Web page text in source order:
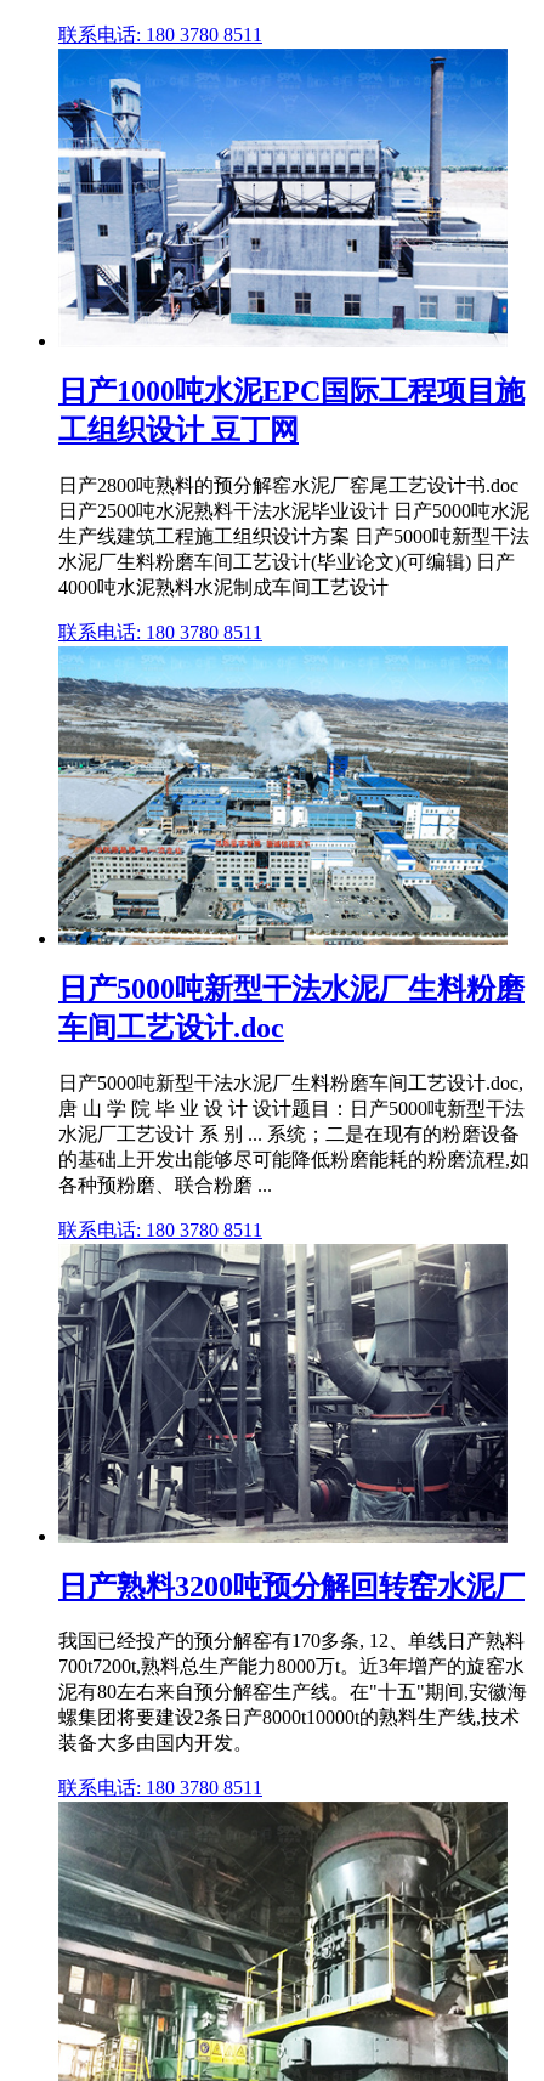
联系电话: 180 3780 8511
日产1000吨水泥EPC国际工程项目施
工组织设计 豆丁网
日产2800吨熟料的预分解窑水泥厂窑尾工艺设计书.doc
日产2500吨水泥熟料干法水泥毕业设计 日产5000吨水泥
生产线建筑工程施工组织设计方案 日产5000吨新型干法
水泥厂生料粉磨车间工艺设计(毕业论文)(可编辑) 日产
4000吨水泥熟料水泥制成车间工艺设计
联系电话: 180 3780 8511
日产5000吨新型干法水泥厂生料粉磨
车间工艺设计.doc
日产5000吨新型干法水泥厂生料粉磨车间工艺设计.doc,
唐 山 学 院 毕 业 设 计 设计题目：日产5000吨新型干法
水泥厂工艺设计 系 别 ... 系统；二是在现有的粉磨设备
的基础上开发出能够尽可能降低粉磨能耗的粉磨流程,如
各种预粉磨、联合粉磨 ...
联系电话: 180 3780 8511
日产熟料3200吨预分解回转窑水泥厂
我国已经投产的预分解窑有170多条, 12、单线日产熟料
700t7200t,熟料总生产能力8000万t。近3年增产的旋窑水
泥有80左右来自预分解窑生产线。在"十五"期间,安徽海
螺集团将要建设2条日产8000t10000t的熟料生产线,技术
装备大多由国内开发。
联系电话: 180 3780 8511